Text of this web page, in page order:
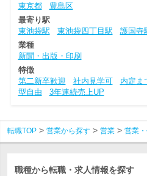
東京都
豊島区
最寄り駅
東池袋駅
東池袋四丁目駅 護国寺
業種
新聞・出版・印刷
特徴
第二新卒歓迎
社内見学可 内定ま
型自由
3年連続売上UP
転職TOP 営業から探す 営業 営業
職種から転職・求人情報を探す